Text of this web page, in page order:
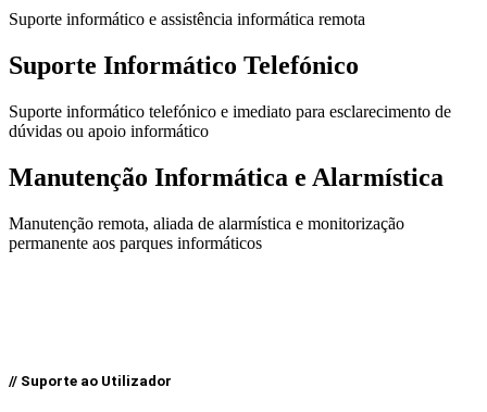
Suporte informático e assistência informática remota
Suporte Informático Telefónico
Suporte informático telefónico e imediato para esclarecimento de
dúvidas ou apoio informático
Manutenção Informática e Alarmística
Manutenção remota, aliada de alarmística e monitorização
permanente aos parques informáticos
// Suporte ao Utilizador